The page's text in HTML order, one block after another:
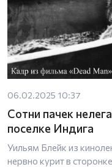
06.02.2025 10:37
Сотни пачек
поселке Индига
Уильям Блейк из
нервно курит в